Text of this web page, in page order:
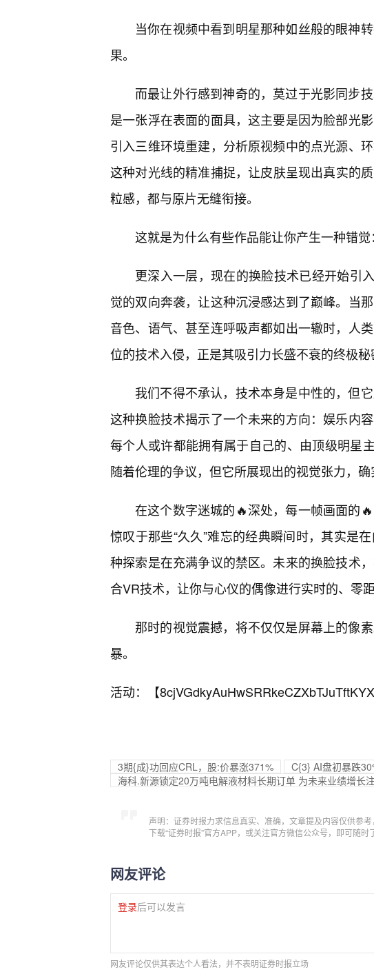
当你在视频中看到明星那种如丝般的眼神
果。
而最让外行感到神奇的，莫过于光影同步
是一张浮在表面的面具，这主要是因为脸部光
引入三维环境重建，分析原视频中的点光源、
这种对光线的精准捕捉，让皮肤呈现出真实
粒感，都与原片无缝衔接。
这就是为什么有些作品能让你产生一种错
更深入一层，现在的换脸技术已经开始引
觉的双向奔袭，让这种沉浸感达到了巅峰。当
音色、语气、甚至连呼吸声都如出一辙时，人
位的技术入侵，正是其吸引力长盛不衰的终极秘
我们不得不承认，技术本身是中性的，但
这种换脸技术揭示了一个未来的方向：娱乐内
每个人或许都能拥有属于自己的、由顶级明星
随着伦理的争议，但它所展现出的视觉张力，
在这个数字迷城的🔥深处，每一帧画面的
惊叹于那些“久久”难忘的经典瞬间时，其实
种探索是在充满争议的禁区。未来的换脸技术
合VR技术，让你与心仪的偶像进行实时的、零距
那时的视觉震撼，将不仅仅是屏幕上的像
暴。
活动：【8cjVGdkyAuHwSRRkeCZXbTJuTftKYX
3期{成}功回应CRL，股:价暴涨371%
C{3} AI盘初暴跌
海科.新源锁定20万吨电解液材料长期订单 为未来业绩增长
声明：证券时报力求信息真实、准确，文章提及内容仅供参
下载“证券时报”官方APP，或关注官方微信公众号，即可随时
网友评论
登录后可以发言
网友评论仅供其表达个人看法，并不表明证券时报立场